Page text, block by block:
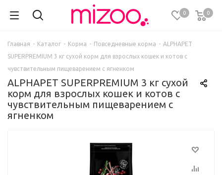
0 0
Главная - Каталог - Корма - Повседневные корма - ALPHAPET
SUPERPREMIUM 3 кг сухой корм для взрослых кошек и котов с
чувствительным пищеварением с ягненком
ALPHAPET SUPERPREMIUM 3 кг сухой
корм для взрослых кошек и котов с
чувствительным пищеварением с
ягненком